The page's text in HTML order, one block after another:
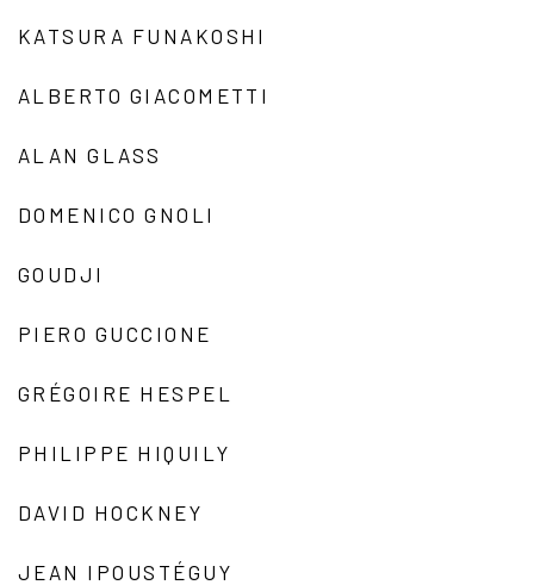
KATSURA FUNAKOSHI
ALBERTO GIACOMETTI
ALAN GLASS
DOMENICO GNOLI
GOUDJI
PIERO GUCCIONE
GRÉGOIRE HESPEL
PHILIPPE HIQUILY
DAVID HOCKNEY
JEAN IPOUSTÉGUY